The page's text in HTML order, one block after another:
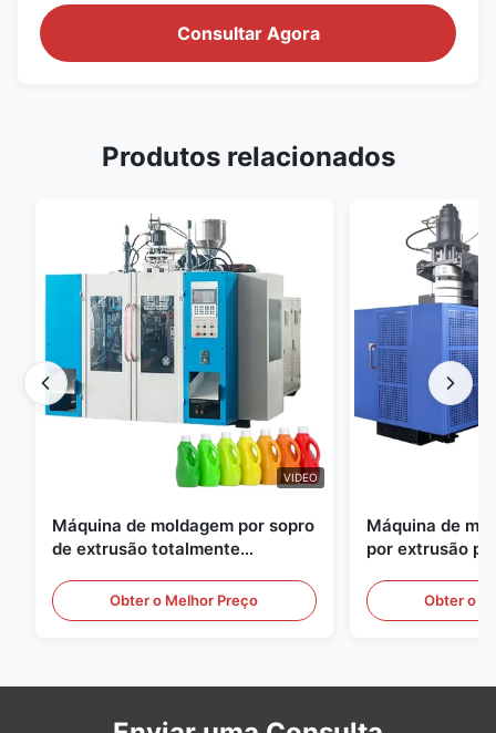
Consultar Agora
Produtos relacionados
VIDEO
Máquina de moldagem por sopro
de extrusão totalmente
Obter o Melhor Preço
Máquina de
por extrusão
equipamento
moldagem por
Obter o